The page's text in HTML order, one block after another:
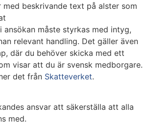
med beskrivande text på alster som
ansökan måste styrkas med intyg,
relevant handling. Det gäller även
där du behöver skicka med ett
visar att du är svensk medborgare.
det från Skatteverket.
ansvar att säkerställa att alla
med.